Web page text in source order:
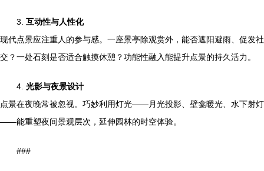
3. 互动性与人性化
现代点景应注重人的参与感。一座景亭除观赏外，能否遮阳避雨、促发社
交？一处石刻是否适合触摸休憩？功能性融入能提升点景的持久活力。
4. 光影与夜景设计
点景在夜晚常被忽视。巧妙利用灯光——月光投影、壁龛暖光、水下射灯
——能重塑夜间景观层次，延伸园林的时空体验。
###